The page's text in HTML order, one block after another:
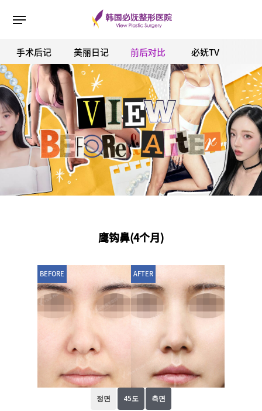
ESC 버튼을 누르면 검색창을 닫을 수 있습니다.
手术后记 美丽日记 前后对比 必妩TV
鹰钩鼻(4个月)
BEFORE AFTER